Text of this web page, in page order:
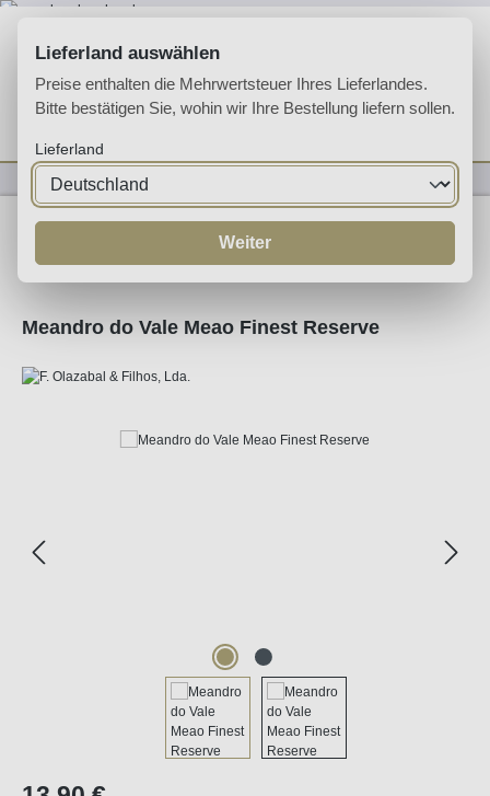
Du hast 0
Likörweine
Meandro do Vale Meao Finest Reserve
Bildergalerie überspringen
Regulärer Preis:
Lieferland auswählen
Preise enthalten die Mehrwertsteuer Ihres Lieferlandes.
Bitte bestätigen Sie, wohin wir Ihre Bestellung liefern sollen.
Lieferland
Weiter